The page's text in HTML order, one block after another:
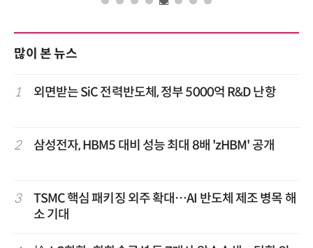
많이 본 뉴스
1 외면받는 SiC 전력반도체, 정부 5000억 R&D 난항
2 삼성전자, HBM5 대비 성능 최대 8배 'zHBM' 공개
3
TSMC 핵심 패키징 외주 확대…AI 반도체 제조 병목 해
소 기대